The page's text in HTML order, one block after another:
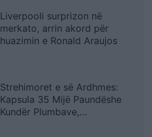
Liverpooli surprizon në
merkato, arrin akord për
huazimin e Ronald Araujos
Strehimoret e së Ardhmes:
Kapsula 35 Mijë Paundëshe
Kundër Plumbave,